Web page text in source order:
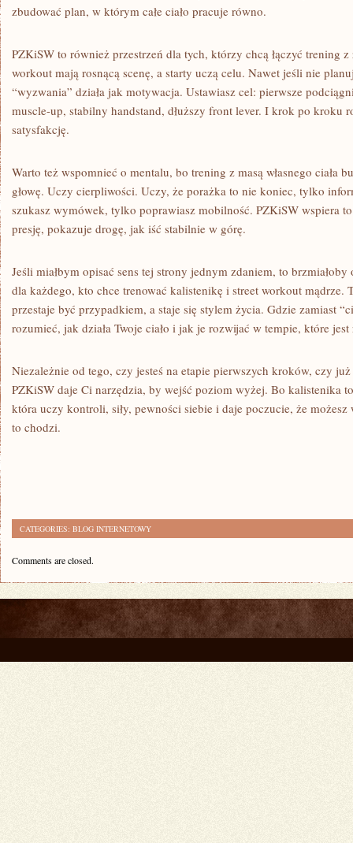
zbudować plan, w którym całe ciało pracuje równo.
PZKiSW to również przestrzeń dla tych, którzy chcą łączyć trening
workout mają rosnącą scenę, a starty uczą celu. Nawet jeśli nie
“wyzwania” działa jak motywacja. Ustawiasz cel: pierwsze
muscle-up, stabilny handstand, dłuższy front lever. I krok po kroku
satysfakcję.
Warto też wspomnieć o mentalu, bo trening z masą własnego ciała
głowę. Uczy cierpliwości. Uczy, że porażka to nie koniec, tylko
szukasz wymówek, tylko poprawiasz mobilność. PZKiSW wspiera
presję, pokazuje drogę, jak iść stabilnie w górę.
Jeśli miałbym opisać sens tej strony jednym zdaniem, to
dla każdego, kto chce trenować kalistenikę i street workout mądrze.
przestaje być przypadkiem, a staje się stylem życia. Gdzie zamiast
rozumieć, jak działa Twoje ciało i jak je rozwijać w tempie, które jest
Niezależnie od tego, czy jesteś na etapie pierwszych kroków, czy
PZKiSW daje Ci narzędzia, by wejść poziom wyżej. Bo kalistenika
która uczy kontroli, siły, pewności siebie i daje poczucie, że możesz
to chodzi.
CATEGORIES: BLOG INTERNETOWY
Comments are closed.